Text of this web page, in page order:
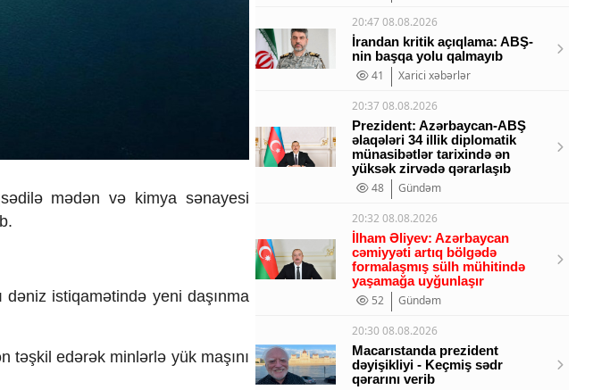
mədən və kimya sənayesi
dəniz istiqamətində yeni daşınma
təşkil edərək minlərlə yük maşını
20:47 08.08.2026
İrandan kritik açıqlama: ABŞ-
nin başqa yolu qalmayıb
41
Xarici xəbərlər
20:37 08.08.2026
Prezident: Azərbaycan-ABŞ
əlaqələri 34 illik diplomatik
münasibətlər tarixində ən
yüksək zirvədə qərarlaşıb
48
Gündəm
20:32 08.08.2026
İlham Əliyev: Azərbaycan
cəmiyyəti artıq bölgədə
formalaşmış sülh mühitində
yaşamağa uyğunlaşır
52
Gündəm
20:30 08.08.2026
Macarıstanda prezident
dəyişikliyi - Keçmiş sədr
qərarını verib